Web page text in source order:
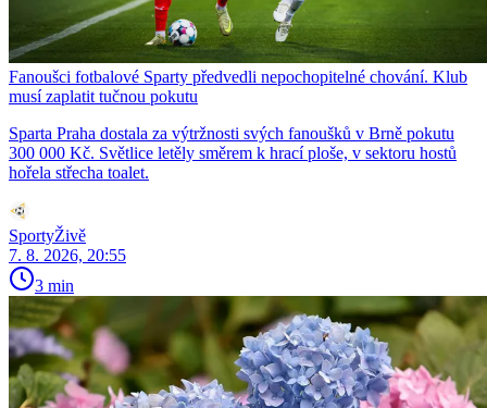
Fanoušci fotbalové Sparty předvedli nepochopitelné chování. Klub
musí zaplatit tučnou pokutu
Sparta Praha dostala za výtržnosti svých fanoušků v Brně pokutu
300 000 Kč. Světlice letěly směrem k hrací ploše, v sektoru hostů
hořela střecha toalet.
SportyŽivě
7. 8. 2026, 20:55
3 min